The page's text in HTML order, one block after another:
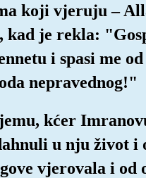
koji vjeruju –
kad je rekla:
i spasi me
nepravednog!"
kćer
u nju život i
vjerovala i